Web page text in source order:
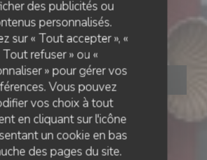
des publicités ou
personnalisés.
sur « Tout accepter », «
Tout refuser » ou «
» pour gérer vos
Vous pouvez
vos choix à tout
en cliquant sur l'icône
un cookie en bas
des pages du site.
Damali
RÉSERVER